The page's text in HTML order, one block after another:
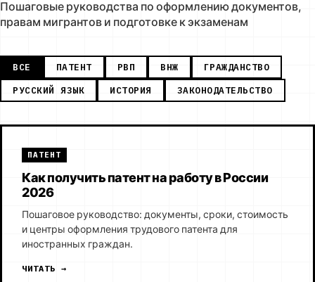
Пошаговые руководства по оформлению документов,
правам мигрантов и подготовке к экзаменам
ВСЕ ПАТЕНТ РВП ВНЖ
ГРАЖДАНСТВО
РУССКИЙ ЯЗЫК
ИСТОРИЯ ЗАКОНОДАТЕЛЬСТВО
ПАТЕНТ
Как получить патент на работу в России
2026
Пошаговое руководство: документы, сроки, стоимость
и центры оформления трудового патента для
иностранных граждан.
ЧИТАТЬ →